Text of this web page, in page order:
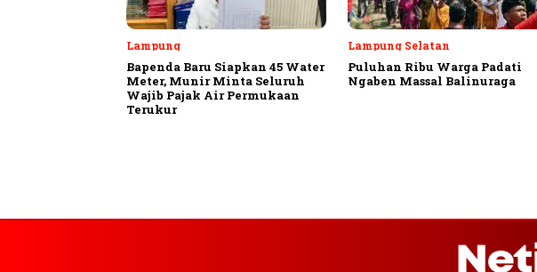
Lampung
Bapenda Baru Siapkan 45 Water
Meter, Munir Minta Seluruh
Wajib Pajak Air Permukaan
Terukur
Lampung Selatan
Puluhan Ribu Warga Padati
Ngaben Massal Balinuraga